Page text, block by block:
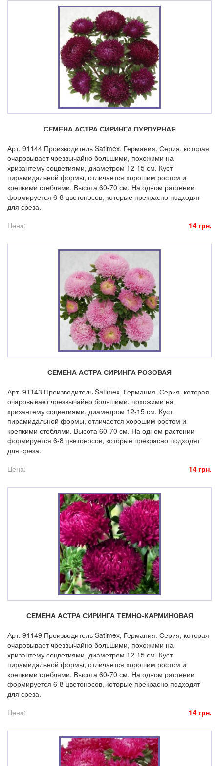
СЕМЕНА АСТРА СИРИНГА ПУРПУРНАЯ
Арт. 91144 Производитель Satimex, Германия. Серия, которая
очаровывает чрезвычайно большими, похожими на
хризантему соцветиями, диаметром 12-15 см. Куст
пирамидальной формы, отличается хорошим ростом и
крепкими стеблями. Высота 60-70 см. На одном растении
формируется 6-8 цветоносов, которые прекрасно подходят
для среза.
Цена:
14 грн.
СЕМЕНА АСТРА СИРИНГА РОЗОВАЯ
Арт. 91143 Производитель Satimex, Германия. Серия, которая
очаровывает чрезвычайно большими, похожими на
хризантему соцветиями, диаметром 12-15 см. Куст
пирамидальной формы, отличается хорошим ростом и
крепкими стеблями. Высота 60-70 см. На одном растении
формируется 6-8 цветоносов, которые прекрасно подходят
для среза.
Цена:
14 грн.
СЕМЕНА АСТРА СИРИНГА ТЕМНО-КАРМИНОВАЯ
Арт. 91149 Производитель Satimex, Германия. Серия, которая
очаровывает чрезвычайно большими, похожими на
хризантему соцветиями, диаметром 12-15 см. Куст
пирамидальной формы, отличается хорошим ростом и
крепкими стеблями. Высота 60-70 см. На одном растении
формируется 6-8 цветоносов, которые прекрасно подходят
для среза.
Цена:
14 грн.